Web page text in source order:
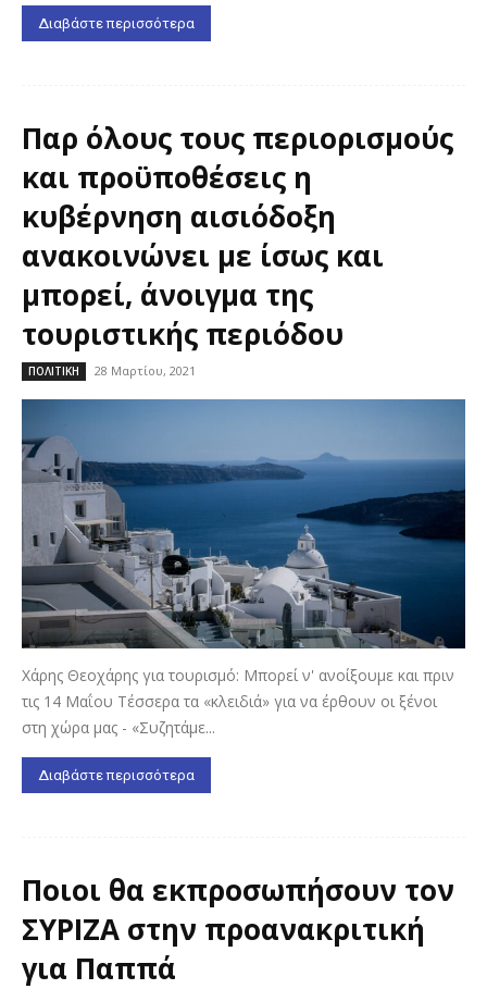
Διαβάστε περισσότερα
Παρ όλους τους περιορισμούς
και προϋποθέσεις η
κυβέρνηση αισιόδοξη
ανακοινώνει με ίσως και
μπορεί, άνοιγμα της
τουριστικής περιόδου
ΠΟΛΙΤΙΚΗ 28 Μαρτίου, 2021
Χάρης Θεοχάρης για τουρισμό: Μπορεί ν' ανοίξουμε και πριν
τις 14 Μαΐου Τέσσερα τα «κλειδιά» για να έρθουν οι ξένοι
στη χώρα μας - «Συζητάμε...
Διαβάστε περισσότερα
Ποιoι θα εκπροσωπήσουν τον
ΣΥΡΙΖΑ στην προανακριτική
για Παππά